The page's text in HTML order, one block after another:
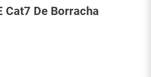
Cat7 De Borracha